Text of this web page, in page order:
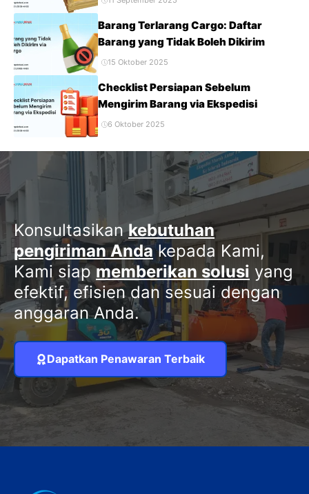
Barang Terlarang Cargo: Daftar
Barang yang Tidak Boleh Dikirim
15 Oktober 2025
Checklist Persiapan Sebelum
Mengirim Barang via Ekspedisi
6 Oktober 2025
Konsultasikankebutuhan
pengiriman Andakepada Kami,
Kami siapmemberikan solusi yang
efektif, efisien dan sesuai dengan
anggaran Anda.
Dapatkan Penawaran Terbaik